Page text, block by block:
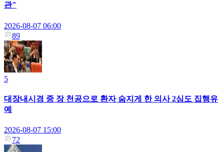
관"
2026-08-07 06:00
89
5
대장내시경 중 장 천공으로 환자 숨지게 한 의사 2심도 집행유
예
2026-08-07 15:00
72